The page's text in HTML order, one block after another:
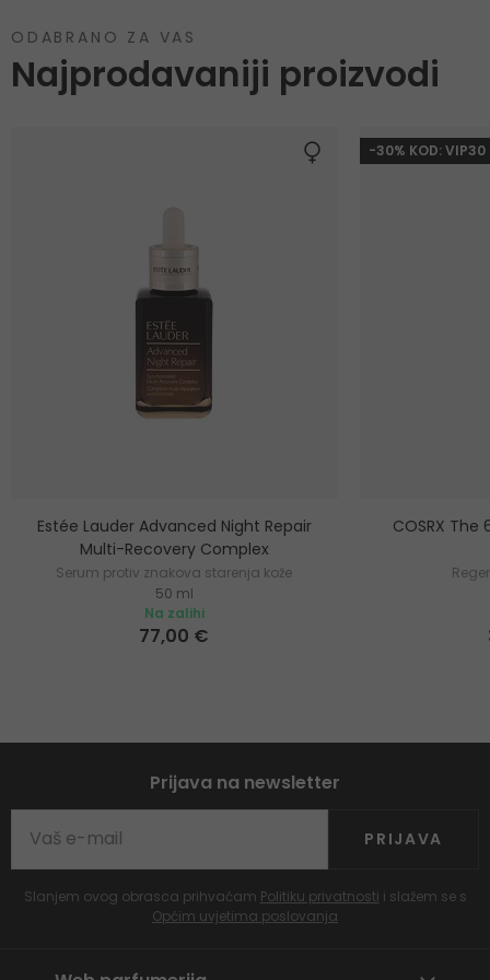
ODABRANO ZA VAS
Najprodavaniji proizvodi
Estée Lauder Advanced Night Repair
Multi-Recovery Complex
Serum protiv znakova starenja kože
50 ml
Na zalihi
77,00 €
-30% KOD: VIP30
COSRX The
Prijava na newsletter
PRIJAVA
Slanjem ovog obrasca prihvaćam Politiku privatnosti i slažem se s
Općim uvjetima poslovanja